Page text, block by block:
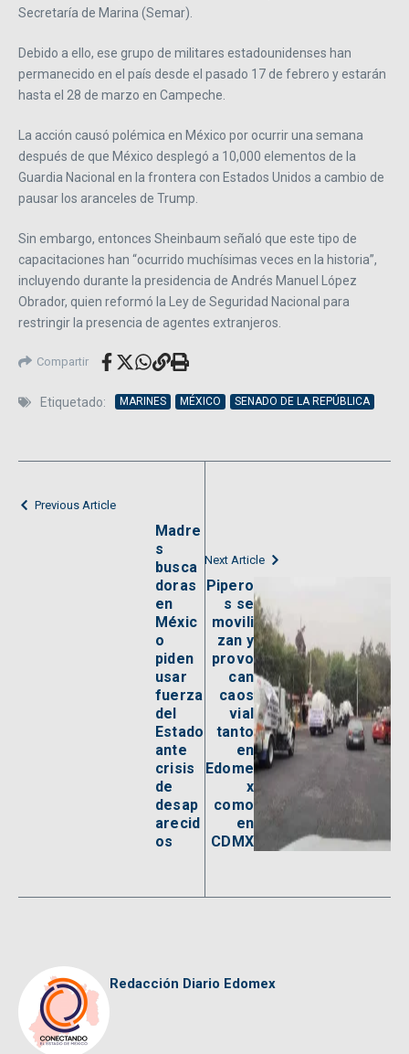
Secretaría de Marina (Semar).
Debido a ello, ese grupo de militares estadounidenses han
permanecido en el país desde el pasado 17 de febrero y estarán
hasta el 28 de marzo en Campeche.
La acción causó polémica en México por ocurrir una semana
después de que México desplegó a 10,000 elementos de la
Guardia Nacional en la frontera con Estados Unidos a cambio de
pausar los aranceles de Trump.
Sin embargo, entonces Sheinbaum señaló que este tipo de
capacitaciones han “ocurrido muchísimas veces en la historia”,
incluyendo durante la presidencia de Andrés Manuel López
Obrador, quien reformó la Ley de Seguridad Nacional para
restringir la presencia de agentes extranjeros.
Compartir
Etiquetado: MARINES MÉXICO SENADO DE LA REPÚBLICA
Previous Article
Madre
s
busca
doras
en
Méxic
o
piden
usar
fuerza
del
Estado
ante
crisis
de
desap
arecid
os
Next Article
Pipero
s se
movili
zan y
provo
can
caos
vial
tanto
en
Edome
x
como
en
CDMX
Redacción Diario Edomex